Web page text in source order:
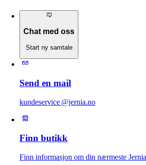
Chat med oss
Start ny samtale
Send en mail
kundeservice @jernia.no
Finn butikk
Finn informasjon om din nærmeste